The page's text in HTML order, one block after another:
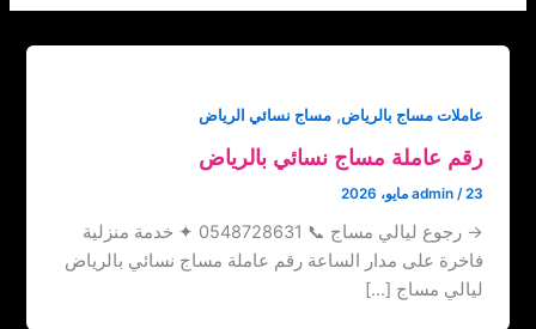
عاملات مساج بالرياض,مساج نسائي الرياض
رقم عاملة مساج نسائي بالرياض
admin /23 مايو، 2026
→ رجوع ليالي مساج 📞 0548728631 ✦ خدمة منزلية
فاخرة على مدار الساعة رقم عاملة مساج نسائي بالرياض
ليالي مساج […]